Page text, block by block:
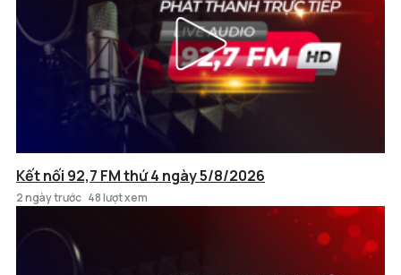
Kết nối 92,7 FM thứ 4 ngày 5/8/2026
2 ngày trước 48 lượt xem